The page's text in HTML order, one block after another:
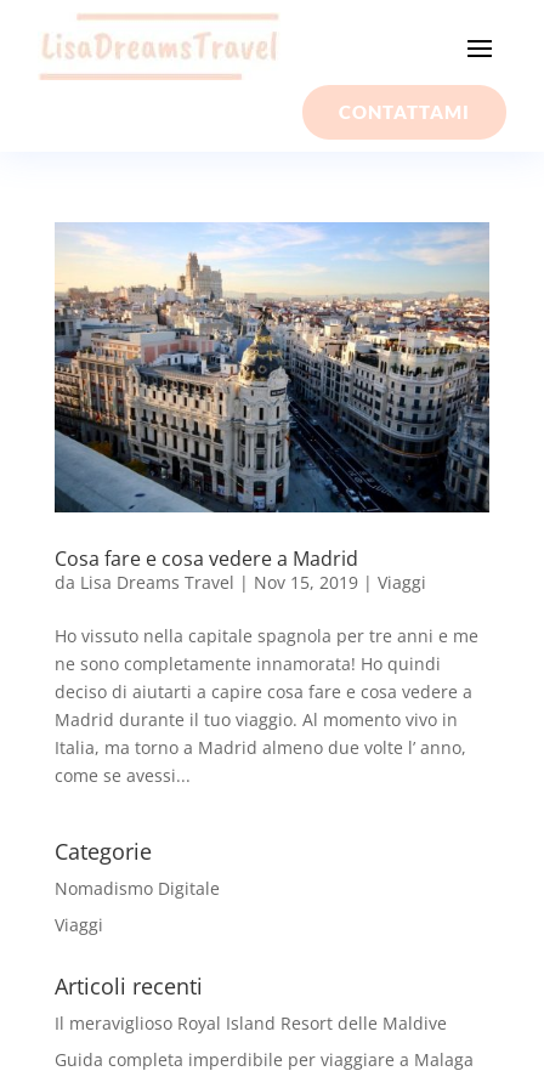
CONTATTAMI
Cosa fare e cosa vedere a Madrid
da Lisa Dreams Travel | Nov 15, 2019| Viaggi
Ho vissuto nella capitale spagnola per tre anni e me
ne sono completamente innamorata! Ho quindi
deciso di aiutarti a capire cosa fare e cosa vedere a
Madrid durante il tuo viaggio. Al momento vivo in
Italia, ma torno a Madrid almeno due volte l’ anno,
come se avessi...
Categorie
Nomadismo Digitale
Viaggi
Articoli recenti
Il meraviglioso Royal Island Resort delle Maldive
Guida completa imperdibile per viaggiare a Malaga